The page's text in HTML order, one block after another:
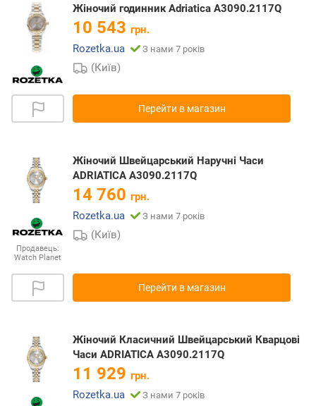
Жіночий годинник Adriatica A3090.2117Q
10 543 грн.
Rozetka.ua
З нами 7 років
(Київ)
Перейти в магазин
Продавець:
Watch Planet
Жіночий Швейцарський Наручні Часи
ADRIATICA A3090.2117Q
14 760 грн.
Rozetka.ua
З нами 7 років
(Київ)
Перейти в магазин
Жіночий Класичний Швейцарський Кварцові
Часи ADRIATICA A3090.2117Q
11 929 грн.
Rozetka.ua
З нами 7 років